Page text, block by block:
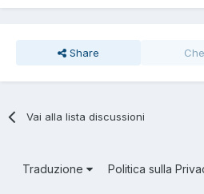
Share
Vai alla lista discussioni
Traduzione Politica sulla